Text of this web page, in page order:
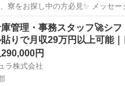
寮をお探し中の方必見✨ メッセー
＜お仕事内容＞ 自動車のボデ
ているところでのお仕事です。 自動車の骨
の他 未経験
管理・事務スタッフ🚀シフ
りで月収29万円以上可能
290,000円
ラ株式会社